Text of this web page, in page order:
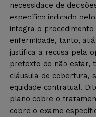
necessidade de
específico indicado
integra o procedimento
enfermidade, tanto,
justifica a recusa pela
pretexto de não estar,
cláusula de cobertura,
equidade contratual.
plano cobre o
cobre o exame